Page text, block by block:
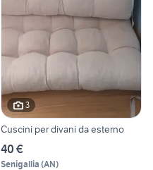
3
Cuscini per divani da esterno
40 €
Senigallia (AN)